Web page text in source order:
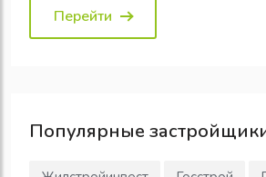
Перейти
Популярные